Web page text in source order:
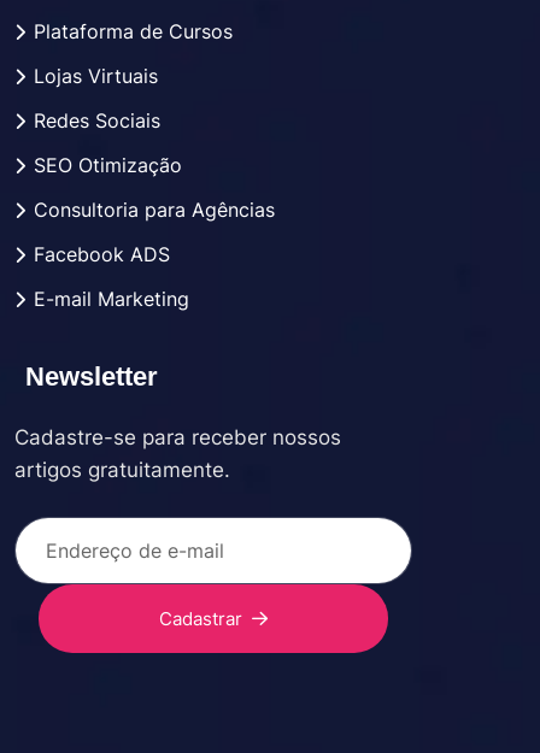
Plataforma de Cursos
Lojas Virtuais
Redes Sociais
SEO Otimização
Consultoria para Agências
Facebook ADS
E-mail Marketing
Newsletter
Cadastre-se para receber nossos
artigos gratuitamente.
Cadastrar